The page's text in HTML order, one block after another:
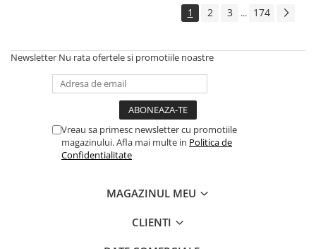
1 2 3 ... 174
Newsletter Nu rata ofertele si promotiile noastre
Vreau sa primesc newsletter cu promotiile
magazinului. Afla mai multe in Politica de
Confidentialitate
MAGAZINUL MEU
CLIENTI